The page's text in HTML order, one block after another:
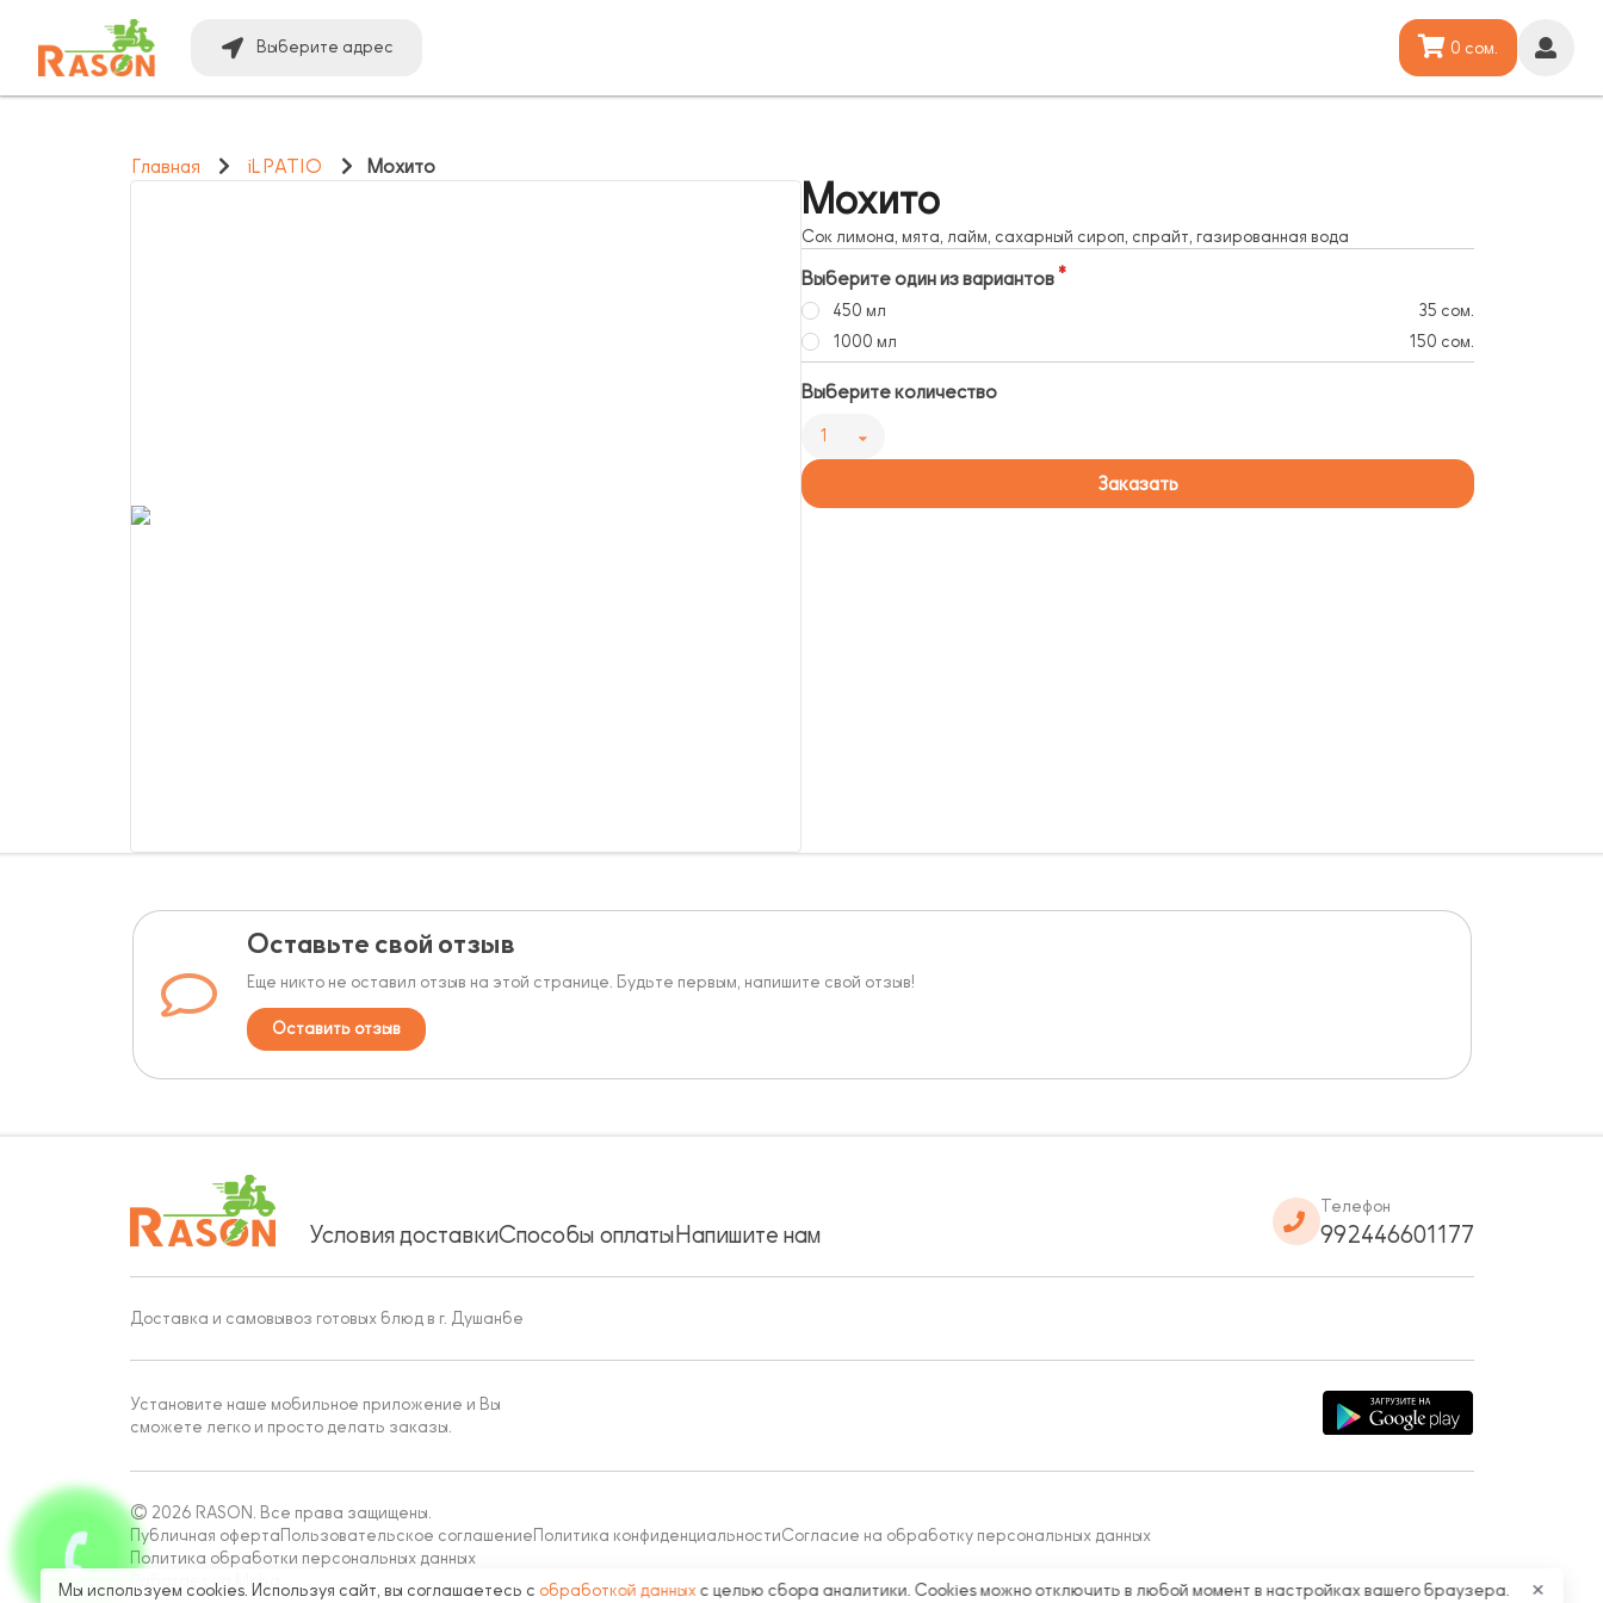
Выберите адрес 0 сом.
Главная iL PATIO Мохито
Мохито
Сок лимона, мята, лайм, сахарный сироп, спрайт, газированная вода
Выберите один из вариантов
450 мл
35 сом.
1000 мл
150 сом.
Выберите количество
1
Заказать
Оставьте свой отзыв
Еще никто не оставил отзыв на этой странице. Будьте первым, напишите свой отзыв!
Оставить отзыв
Условия доставкиСпособы оплатыНапишите нам
Телефон
992446601177
Доставка и самовывоз готовых блюд в г. Душанбе
Установите наше мобильное приложение и Вы
сможете легко и просто делать заказы.
© 2026 RASON. Все права защищены.
Публичная оферта Пользовательское соглашение Политика конфиденциальностиСогласие на обработку персональных данных
Политика обработки персональных данных
Работает на Moba
Мы используем cookies. Используя сайт, вы соглашаетесь с обработкой данных с целью сбора аналитики. Cookies можно отключить в любой момент в настройках вашего браузера. ✕